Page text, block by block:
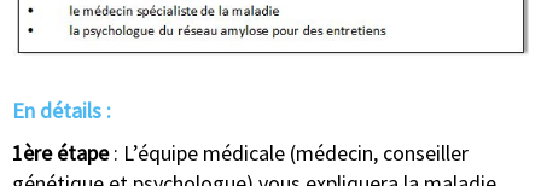
En détails :
1ère étape: L’équipe médicale (médecin, conseiller